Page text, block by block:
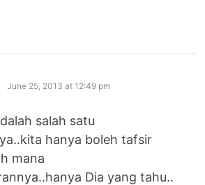
says:
June 25, 2013 at 12:49 pm
salah satu
hanya boleh tafsir
mana
Dia yang tahu..